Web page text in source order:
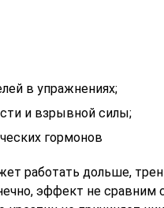
в упражнениях;
и взрывной силы;
гормонов
работать дольше,
эффект не сравним